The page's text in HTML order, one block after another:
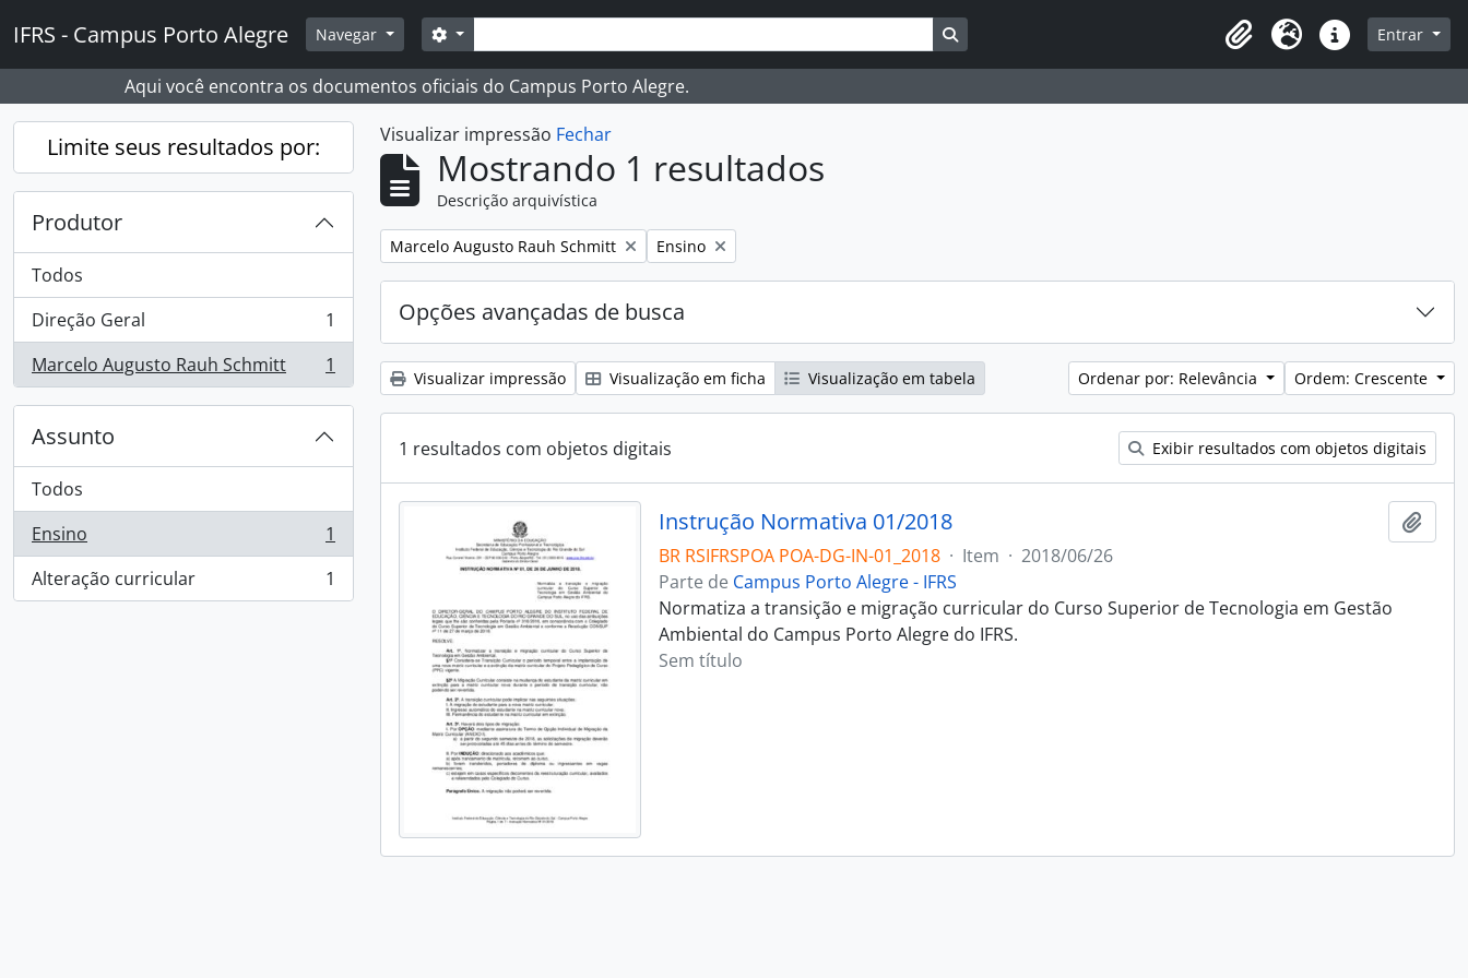
IFRS - Campus Porto Alegre Navegar Buscar
Opções de busca Busque na página de navegação
Idioma Atalhos Entrar
Aqui você encontra os documentos oficiais do Campus Porto Alegre.
Limite seus resultados por:
Produtor
Todos
Direção Geral
, 1 resultados
1
Marcelo Augusto Rauh Schmitt
, 1 resultados 1
Assunto
Todos
Ensino
, 1 resultados
1
Alteração curricular
, 1 resultados 1
Visualizar impressão Fechar
Mostrando 1 resultados
Descrição arquivística
Remover filtro:
Marcelo Augusto Rauh Schmitt Remover filtro:
Ensino
Opções avançadas de busca
Visualizar impressão Visualização em ficha Visualização em tabela Ordenar por: Relevância Ordem: Crescente
1 resultados com objetos digitais Exibir resultados com objetos digitais
Instrução Normativa 01/2018
BR RSIFRSPOA POA-DG-IN-01_2018 · Item · 2018/06/26
Parte de Campus Porto Alegre - IFRS
Normatiza a transição e migração curricular do Curso Superior de Tecnologia em Gestão
Ambiental do Campus Porto Alegre do IFRS.
Sem título